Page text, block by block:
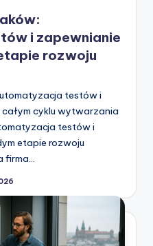
i zapewnianie
rozwoju
testów i
cyklu wytwarzania
testów i
etapie rozwoju
firma…